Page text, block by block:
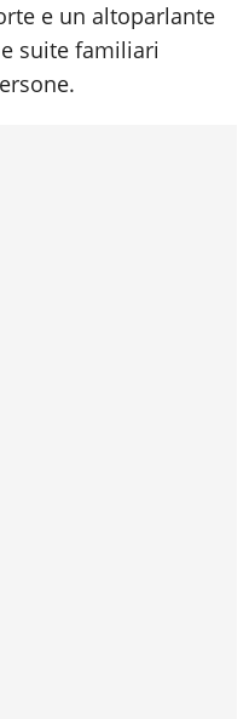
e un altoparlante
suite familiari